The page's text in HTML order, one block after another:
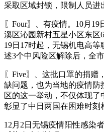
采取区域封锁，限制人员进
〖Four〗、有疫情。10月
溪区沁园新村五星小区东区
19日17时起，无锡机电高
述3个中风险区解除后，全
〖Five〗、这批口罩的捐赠
缺问题，也为当地的疫情防
区的这一举动，不仅体现
彰显了中日两国在困难时刻
12月2日无锡疫情阳性感染